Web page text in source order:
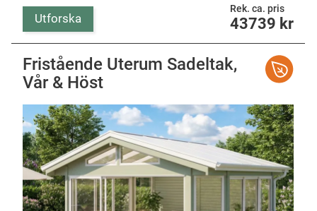
Utforska
Rek. ca. pris
43739 kr
Fristående Uterum Sadeltak,
Vår & Höst